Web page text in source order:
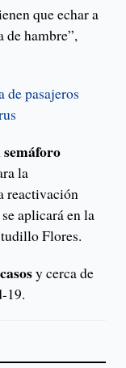
que echar a
de hambre”,
pasajeros
la
reactivación
aplicará en la
Flores.
y cerca de
19.